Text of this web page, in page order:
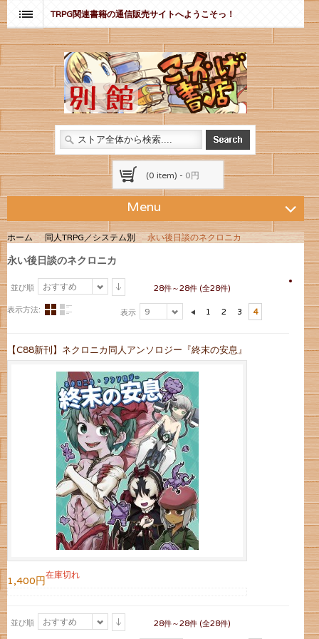
TRPG関連書籍の通信販売サイトへようこそっ！
(0 item) - 0円
Menu
ホーム 同人TRPG／システム別 永い後日談のネクロニカ
永い後日談のネクロニカ
並び順 おすすめ 28件～28件 (全28件)
表示方法: 表示 9 1 2 3 4
【C88新刊】ネクロニカ同人アンソロジー『終末の安息』
1,400円在庫切れ
並び順 おすすめ 28件～28件 (全28件)